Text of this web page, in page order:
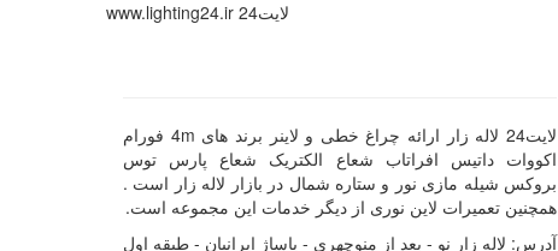
لایت24
لایت24 لاله زار ارائه چراغ خطی و لاینر برند های 4m فورام
اکووات داتیس افراتاب شعاع الکتریک شعاع پارس توس
بروکس شیله مازی نور و ستاره شمال در بازار لاله زار است .
همچنین تعمیرات لاین نوری از دیگر خدمات این مجموعه است.
آدرس: لاله زار نو - بعد از منوچهری - پاساژ ایرانیان - طبقه اول